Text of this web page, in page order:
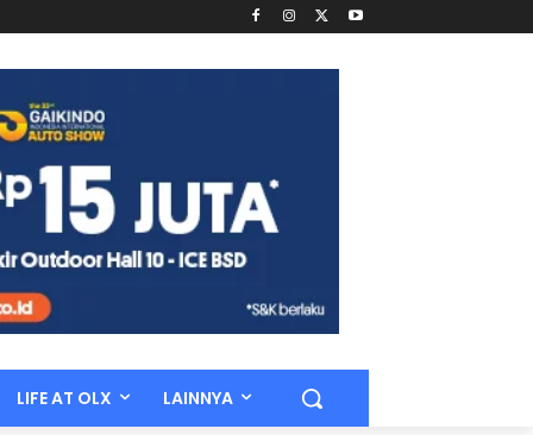
LIFE AT OLX LAINNYA